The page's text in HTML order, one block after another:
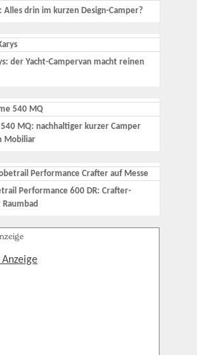
Alles drin im kurzen Design-Camper?
der Yacht-Campervan macht reinen
540 MQ: nachhaltiger kurzer Camper
Mobiliar
Performance 600 DR: Crafter-